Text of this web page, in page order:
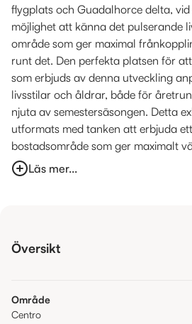
flygplats och Guadalhorce delta,
möjlighet att känna det pulserande
område som ger maximal
runt det. Den perfekta platsen för
som erbjuds av denna utveckling
livsstilar och åldrar, både för
njuta av semestersäsongen. Detta
utformats med tanken att erbjuda
bostadsområde som ger maximalt
Läs mer...
Översikt
Område
Centro